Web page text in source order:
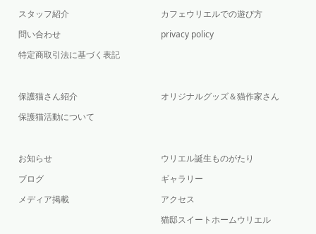
スタッフ紹介
問い合わせ
特定商取引法に基づく表記
カフェウリエルでの遊び方
privacy policy
保護猫さん紹介
保護猫活動について
オリジナルグッズ＆猫作家さん
お知らせ
ブログ
メディア掲載
ウリエル誕生ものがたり
ギャラリー
アクセス
猫邸スイートホームウリエル